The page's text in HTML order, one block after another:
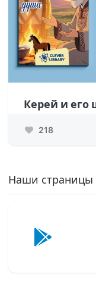
Керей и его
218
Наши страницы